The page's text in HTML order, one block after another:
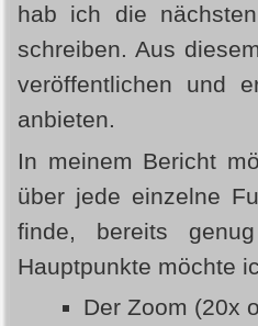
hab ich die
schreiben. Aus
veröffentlichen und
anbieten.
In meinem Bericht
über jede einzelne
finde, bereits
Hauptpunkte möchte
Der Zoom (20x